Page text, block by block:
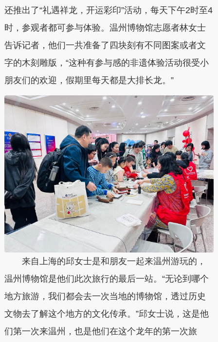
还推出了“礼遇祥龙，开运彩印”活动，每天下午2时至4
时，参观者都可参与体验。温州博物馆志愿者林女士
告诉记者，他们一共准备了四块刻有不同图案或者文
字的木刻雕版，“这种有参与感的非遗体验活动很受小
朋友们的欢迎，假期里每天都是大排长龙。”
来自上海的邱女士是和朋友一起来温州游玩的，
温州博物馆是他们此次旅行的最后一站。“无论到哪个
地方旅游，我们都会去一次当地的博物馆，透过历史
文物去了解这个地方的文化传承。”邱女士说，这是他
们第一次来温州，也是他们在这个龙年的第一次旅